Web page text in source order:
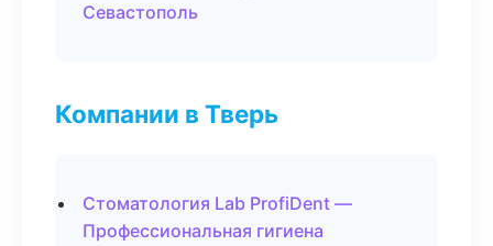
Севастополь
Компании в Тверь
Стоматология Lab ProfiDent —
Профессиональная гигиена